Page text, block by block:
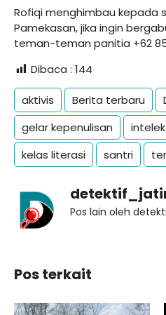
Rofiqi menghimbau kepada
Pamekasan, jika ingin
teman-teman panitia +62
Dibaca : 144
aktivis Berita terbaru
gelar kepenulisan
kelas literasi
santri
Pos lain oleh
Pos terkait